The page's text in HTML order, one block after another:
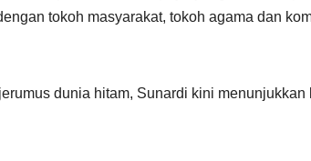
tokoh masyarakat, tokoh agama dan
dunia hitam, Sunardi kini menunjukkan